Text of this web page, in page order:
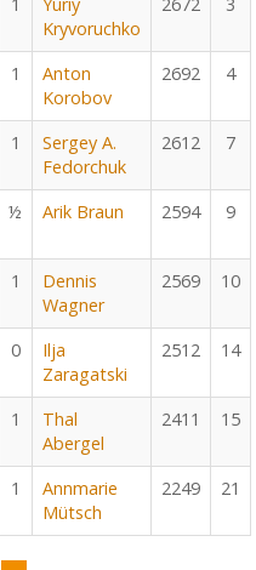
Kryvoruchko
1
Anton
Korobov
2692 4
1
Sergey A.
Fedorchuk
2612 7
½ Arik Braun 2594 9
1
Dennis
Wagner
2569 10
0
Ilja
Zaragatski
2512 14
1
Thal
Abergel
2411 15
1
Annmarie
Mütsch
2249 21